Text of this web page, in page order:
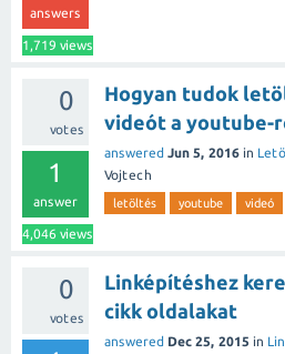
answers
1,719 views
0
votes
1
answer
4,046 views
Hogyan tudok
videót a youtube-
answered Jun 5, 2016 in
Vojtech
letöltés youtube videó
0
votes
Linképítéshez
cikk oldalakat
answered Dec 25, 2015 in